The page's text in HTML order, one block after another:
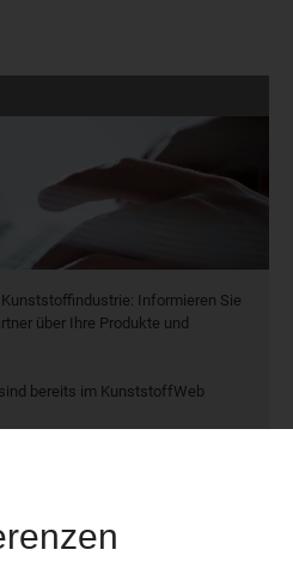
Informieren Sie
über Ihre Produkte und
bereits im KunststoffWeb